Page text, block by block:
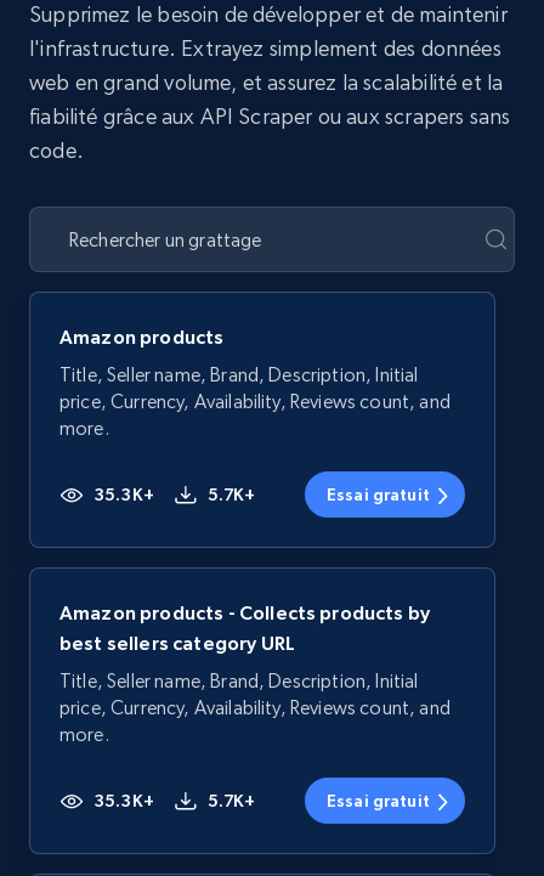
Supprimez le besoin de développer et de maintenir
l'infrastructure. Extrayez simplement des données
web en grand volume, et assurez la scalabilité et la
fiabilité grâce aux API Scraper ou aux scrapers sans
code.
Amazon products
Title, Seller name, Brand, Description, Initial
price, Currency, Availability, Reviews count, and
more.
35.3K+ 5.7K+ Essai gratuit
Amazon products - Collects products by
best sellers category URL
Title, Seller name, Brand, Description, Initial
price, Currency, Availability, Reviews count, and
more.
35.3K+ 5.7K+ Essai gratuit